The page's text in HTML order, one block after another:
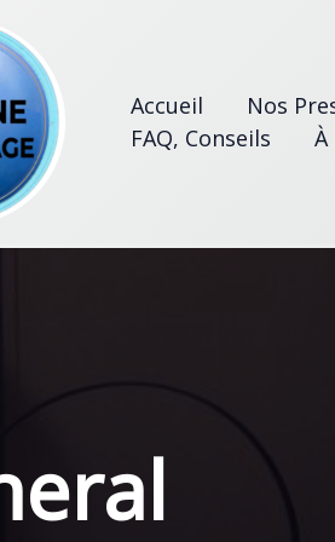
Accueil Nos
FAQ, Conseils
À